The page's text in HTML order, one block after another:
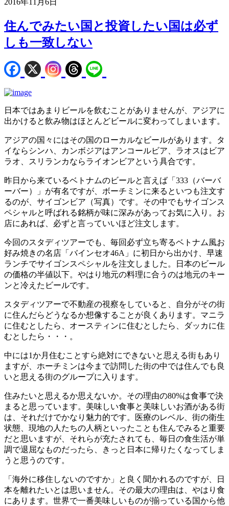
住んでみたい国と投資したい国は必ず
しも一致しない
日本ではあまりビールを飲むことがありませんが、アジアに
出かけると飲み物はほとんどビールに変わってしまいます。
アジアの国々にはその国のローカルなビールがあります。タ
イならシンハ、カンボジアはアンコールビア、ラオスはビア
ラオ、スリランカならライオンビアという具合です。
昨日から来ているベトナムのビールと言えば「333（バーバ
ーバー）」が有名ですが、ボーチミンに来るといつも注文す
るのが、サイゴンビア（写真）です。その中でもサイゴンス
ペシャルと呼ばれる銘柄が味に深みがあってお気に入り。お
店にあれば、必ずと言っていいほど注文します。
今回のスタディツアーでも、毎回必ず立ち寄るベトナム風お
好み焼きの名店「バインセオ46A」に初日から出かけ、早速
ランチでサイゴンスペシャルを注文しました。日本のビール
の価格の半値以下。やはり地元の料理に合うのは地元のキー
ンと冷えたビールです。
スタディツアーで不動産の視察をしていると、自分がその街
に住んだらどうなるか想像することが良くあります。マニラ
に住むとしたら、オースティンに住むとしたら、ダッカに住
むとしたら・・・。
中には1か月住むことすら絶対にできないと思える街もあり
ますが、ホーチミンは今まで訪問した街の中では住んでも良
いと思える街のグループに入ります。
住みたいと思えるか思えないか。その理由の80%は食事で決
まると思っています。美味しい食事と美味しいお酒がある街
は、それだけでかなり魅力的です。医療のレベル、街の衛生
状態、現地の人たちの人柄といったことも住んでみると重要
だと思いますが、それらが充たされても、毎日の食生活が単
調で退屈なものだったら、きっと日本に帰りたくなってしま
うと思うのです。
「海外に移住しないのですか」と良く聞かれるのですが、日
本を離れたいとは思いません。その最大の理由は、やはり食
にあります。世界で一番美味しいものが揃っている国から他